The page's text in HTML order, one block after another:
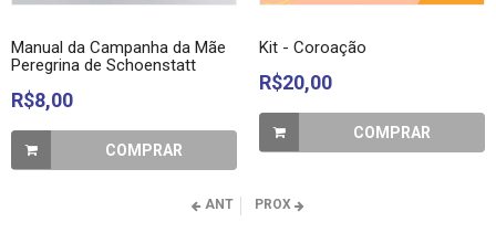
Manual da Campanha da Mãe
Peregrina de Schoenstatt
R$8,00
COMPRAR
Kit - Coroação
R$20,00
COMPRAR
ANT PROX